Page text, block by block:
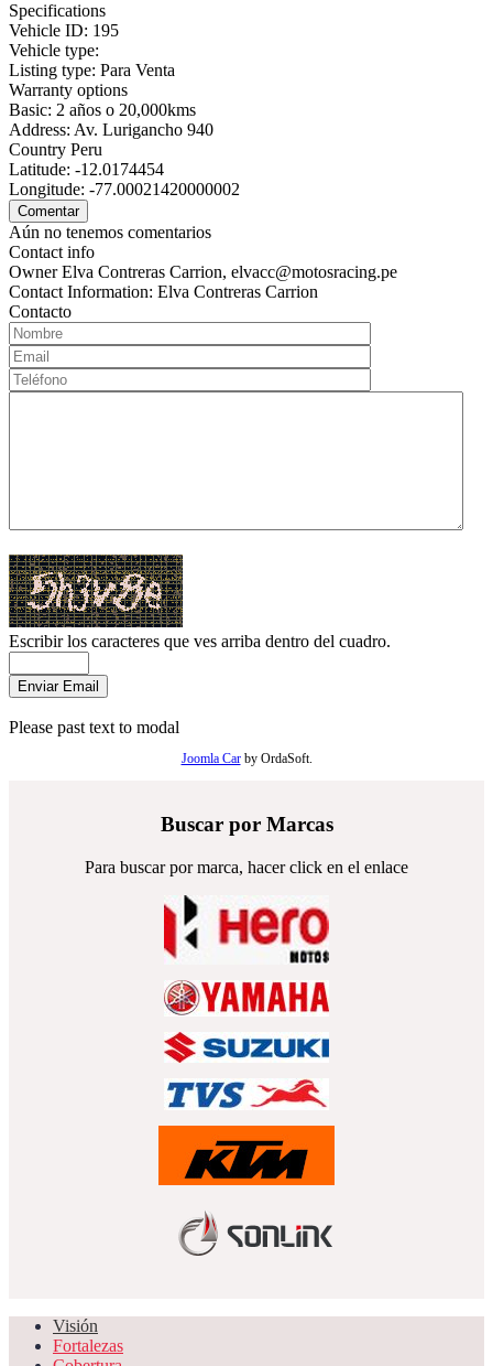
Specifications
Vehicle ID: 195
Vehicle type:
Listing type: Para Venta
Warranty options
Basic: 2 años o 20,000kms
Address: Av. Lurigancho 940
Country Peru
Latitude: -12.0174454
Longitude: -77.00021420000002
Aún no tenemos comentarios
Contact info
Owner Elva Contreras Carrion, elvacc@motosracing.pe
Contact Information: Elva Contreras Carrion
Contacto
Escribir los caracteres que ves arriba dentro del cuadro.
Please past text to modal
Joomla Carby OrdaSoft.
Buscar por Marcas
Para buscar por marca, hacer click en el enlace
Visión
Fortalezas